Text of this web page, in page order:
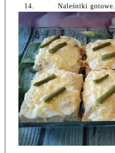
14.
Naleśniki gotowe.